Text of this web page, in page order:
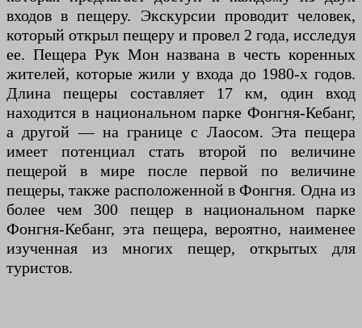
входов в пещеру. Экскурсии проводит человек,
который открыл пещеру и провел 2 года, исследуя
ее. Пещера Рук Мон названа в честь коренных
жителей, которые жили у входа до 1980-х годов.
Длина пещеры составляет 17 км, один вход
находится в национальном парке Фонгня-Кебанг,
а другой — на границе с Лаосом. Эта пещера
имеет потенциал стать второй по величине
пещерой в мире после первой по величине
пещеры, также расположенной в Фонгня. Одна из
более чем 300 пещер в национальном парке
Фонгня-Кебанг, эта пещера, вероятно, наименее
изученная из многих пещер, открытых для
туристов.